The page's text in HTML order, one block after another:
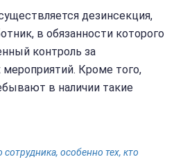
дезинсекция,
в обязанности которого
контроль за
Кроме того,
в наличии такие
особенно тех, кто